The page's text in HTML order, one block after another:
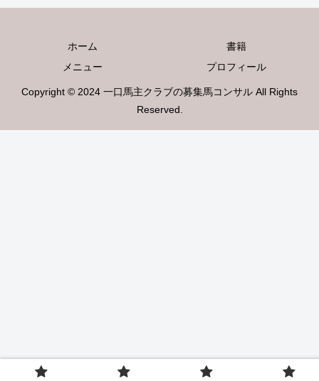
ホーム
書籍
メニュー
プロフィール
Copyright © 2024 一口馬主クラブの募集馬コンサル All Rights
Reserved.